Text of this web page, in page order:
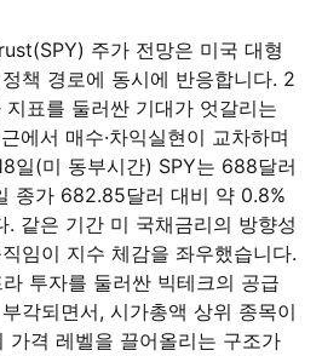
주가 전망은 미국 대형
책 경로에 동시에 반응합니다. 2
지표를 둘러싼 기대가 엇갈리는
에서 매수·차익실현이 교차하며
일(미 동부시간) SPY는 688달러
종가 682.85달러 대비 약 0.8%
. 같은 기간 미 국채금리의 방향성
임이 지수 체감을 좌우했습니다.
투자를 둘러싼 빅테크의 공급
각되면서, 시가총액 상위 종목이
가격 레벨을 끌어올리는 구조가